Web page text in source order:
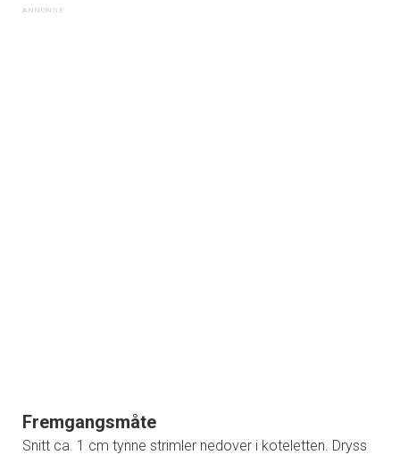
Fremgangsmåte
Snitt ca. 1 cm tynne strimler nedover i koteletten. Dryss